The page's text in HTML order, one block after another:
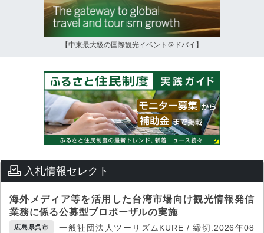
【中東最大級の国際観光イベント＠ドバイ】
入札情報セレクト
海外メディア等を活用した台湾市場向け観光情報発信
業務に係る公募型プロポーザルの実施
広島県呉市
一般社団法人ツーリズムKURE / 締切:2026年08